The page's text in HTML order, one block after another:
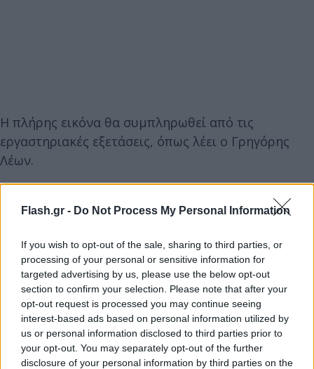
Flash.gr - Do Not Process My Personal Information
If you wish to opt-out of the sale, sharing to third parties, or
processing of your personal or sensitive information for
targeted advertising by us, please use the below opt-out
section to confirm your selection. Please note that after your
opt-out request is processed you may continue seeing
interest-based ads based on personal information utilized by
us or personal information disclosed to third parties prior to
your opt-out. You may separately opt-out of the further
disclosure of your personal information by third parties on the
Η πλήρης εικόνα θα συμπληρωθεί από τις
εργαστηριακές εξετάσεις, όπως λέει ο Γρηγόρης
Λέων.
Εξηγεί ότι η ισχαιμία του μυοκαρδίου και το
πνευμονικό οίδημα είναι δύο έννοιες γενικές,
οπότε πρέπει να διερευνηθεί ο μηχανισμός πίσω
από αυτές. Προς το παρόν τίποτα δεν μπορεί να
αποκλειστεί ως αιτία, ούτε ο κορονοϊός, στον
οποίο ο άτυχος φοιτητής ήταν θετικός.